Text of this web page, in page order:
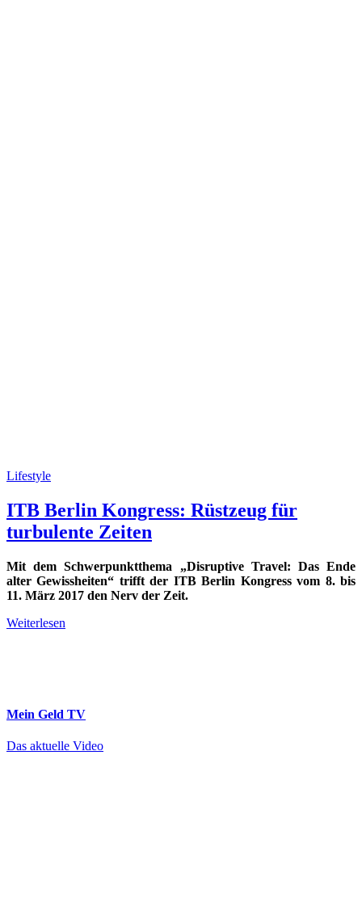
Lifestyle
ITB Berlin Kongress: Rüstzeug für
turbulente Zeiten
Mit dem Schwerpunktthema „Disruptive Travel: Das Ende
alter Gewissheiten“ trifft der ITB Berlin Kongress vom 8. bis
11. März 2017 den Nerv der Zeit.
Weiterlesen
Mein Geld TV
Das aktuelle Video